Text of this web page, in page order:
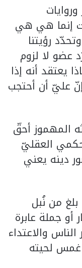
إنما هي هي
رؤيتنا
عضو لا لزوم
يعتقد أنه إذا
عليّ أن أحتجب
المهموز أحقّ
العقليّ
دينه يعني
من نُبل
أو جملة عابرة
والاعتداء
غمس لحيته